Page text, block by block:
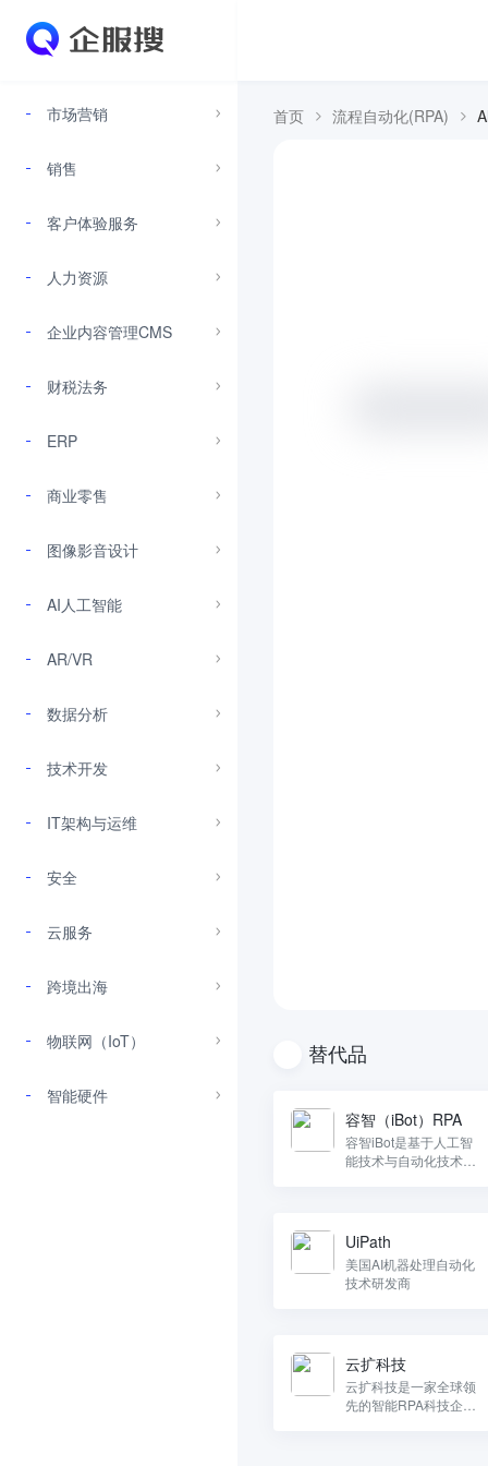
市场营销
销售
客户体验服务
人力资源
企业内容管理CMS
财税法务
ERP
商业零售
图像影音设计
AI人工智能
AR/VR
数据分析
技术开发
IT架构与运维
安全
云服务
跨境出海
物联网（IoT）
智能硬件
首页 流程自动化(RPA)
替代品
容智（iBot）RPA
容智iBot是基于人工智
能技术与自动化技术开
UiPath
美国AI机器处理自动化
技术研发商
云扩科技
云扩科技是一家全球领
先的智能RPA科技企